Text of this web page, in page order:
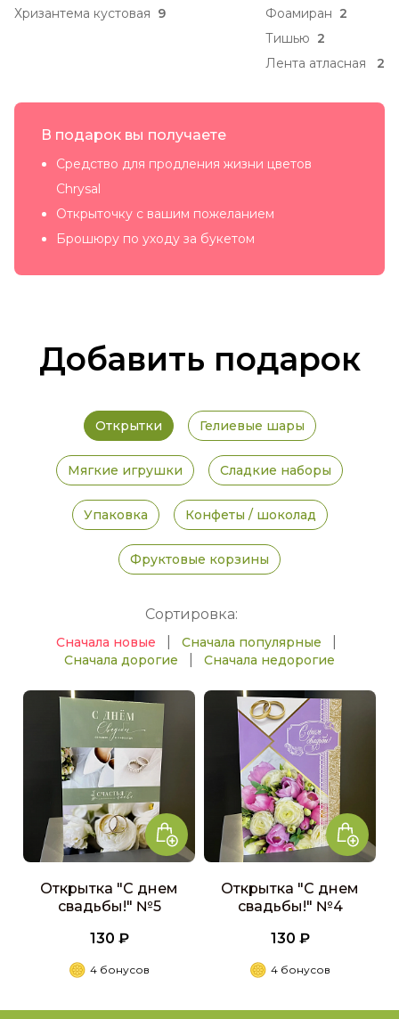
Хризантема кустовая 9 Фоамиран 2
Тишью 2
Лента атласная
2
В подарок вы получаете
Средство для продления жизни цветов
Chrysal
Открыточку с вашим пожеланием
Брошюру по уходу за букетом
Добавить подарок
Открытки Гелиевые шары
Мягкие игрушки Сладкие наборы
Упаковка Конфеты / шоколад
Фруктовые корзины
Сортировка:
Сначала новые Сначала популярные
Сначала дорогие Сначала недорогие
Открытка "С днем
свадьбы!" №5
130 ₽
4 бонусов
Открытка "С днем
свадьбы!" №4
130 ₽
4 бонусов